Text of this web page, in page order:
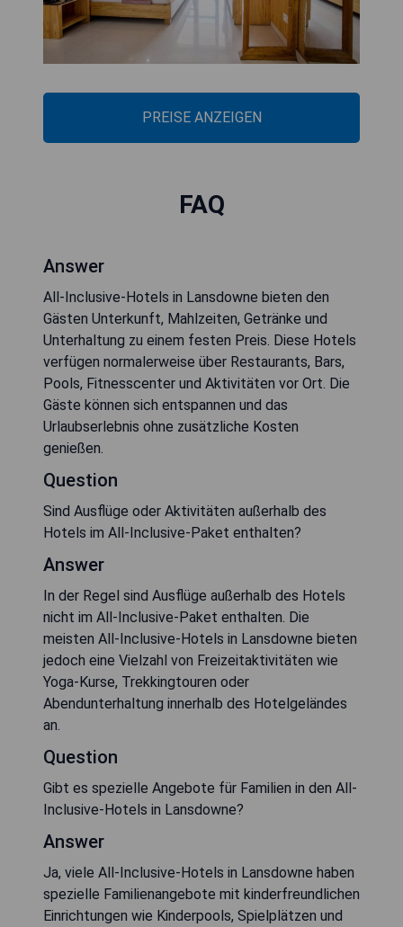
PREISE ANZEIGEN
FAQ
Answer
All-Inclusive-Hotels in Lansdowne bieten den
Gästen Unterkunft, Mahlzeiten, Getränke und
Unterhaltung zu einem festen Preis. Diese Hotels
verfügen normalerweise über Restaurants, Bars,
Pools, Fitnesscenter und Aktivitäten vor Ort. Die
Gäste können sich entspannen und das
Urlaubserlebnis ohne zusätzliche Kosten
genießen.
Question
Sind Ausflüge oder Aktivitäten außerhalb des
Hotels im All-Inclusive-Paket enthalten?
Answer
In der Regel sind Ausflüge außerhalb des Hotels
nicht im All-Inclusive-Paket enthalten. Die
meisten All-Inclusive-Hotels in Lansdowne bieten
jedoch eine Vielzahl von Freizeitaktivitäten wie
Yoga-Kurse, Trekkingtouren oder
Abendunterhaltung innerhalb des Hotelgeländes
an.
Question
Gibt es spezielle Angebote für Familien in den All-
Inclusive-Hotels in Lansdowne?
Answer
Ja, viele All-Inclusive-Hotels in Lansdowne haben
spezielle Familienangebote mit kinderfreundlichen
Einrichtungen wie Kinderpools, Spielplätzen und